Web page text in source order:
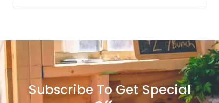
Subscribe To Get Special